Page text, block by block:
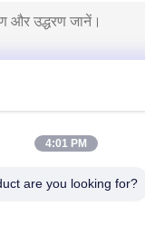
4:01 PM
are you looking for?